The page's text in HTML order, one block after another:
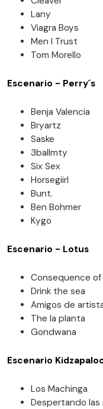
Lany
Viagra Boys
Men I Trust
Tom Morello
Escenario - Perry´s
Benja Valencia
Bryartz
Saske
3ballmty
Six Sex
Horsegiirl
Bunt.
Ben Bohmer
Kygo
Escenario - Lotus
Consequence of
Drink the sea
Amigos de
The la planta
Gondwana
Escenario
Los Machinga
Despertando las